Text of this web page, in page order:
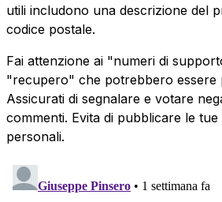
utili includono una descrizione del
codice postale.
Fai attenzione ai "numeri di
"recupero" che potrebbero essere
Assicurati di segnalare e votare
commenti. Evita di pubblicare le
personali.